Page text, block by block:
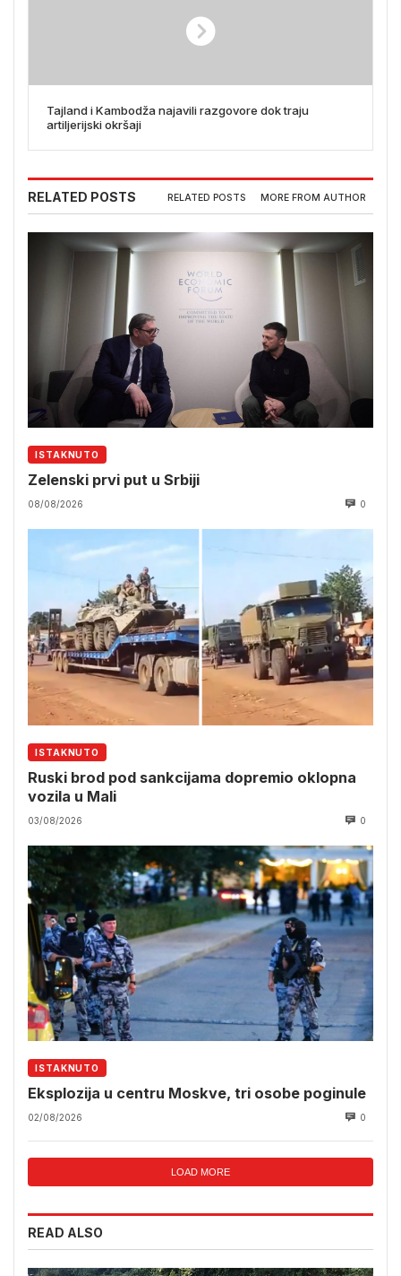
Tajland i Kambodža najavili razgovore dok traju
artiljerijski okršaji
RELATED POSTS RELATED POSTS MORE FROM AUTHOR
ISTAKNUTO
Zelenski prvi put u Srbiji
08/08/2026 0
ISTAKNUTO
Ruski brod pod sankcijama dopremio oklopna
vozila u Mali
03/08/2026 0
ISTAKNUTO
Eksplozija u centru Moskve, tri osobe poginule
02/08/2026 0
LOAD MORE
READ ALSO